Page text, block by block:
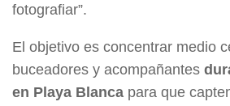
fotografiar”.
El objetivo es concentrar medio
buceadores y acompañantes
en Playa Blanca para que